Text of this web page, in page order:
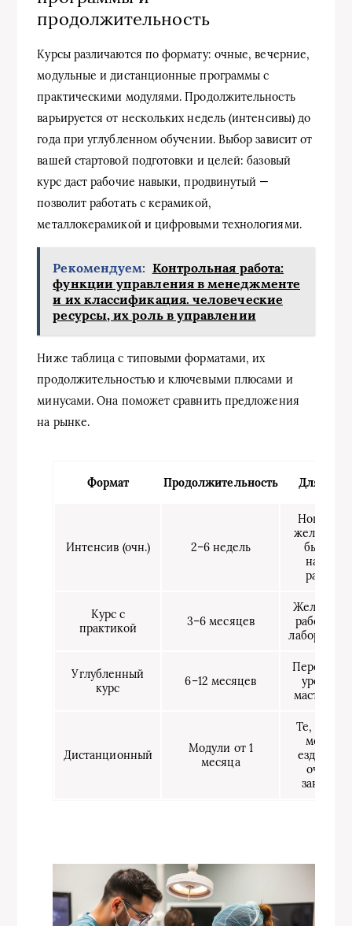
продолжительность
Курсы различаются по формату: очные, вечерние,
модульные и дистанционные программы с
практическими модулями. Продолжительность
варьируется от нескольких недель (интенсивы) до
года при углубленном обучении. Выбор зависит от
вашей стартовой подготовки и целей: базовый
курс даст рабочие навыки, продвинутый —
позволит работать с керамикой,
металлокерамикой и цифровыми технологиями.
Рекомендуем: Контрольная работа:
функции управления в менеджменте
и их классификация. человеческие
ресурсы, их роль в управлении
Ниже таблица с типовыми форматами, их
продолжительностью и ключевыми плюсами и
минусами. Она поможет сравнить предложения
на рынке.
Формат Продолжительность Для кого
Интенсив (очн.) 2–6 недель
Новички,
желающие
быстро
начать
работу
Курс с
практикой
3–6 месяцев
работать в
Углубленный
курс
6–12 месяцев
Переход
уровень
Дистанционный
Модули от 1
месяца
Те, кто не
может
ездить на
очные
занятия